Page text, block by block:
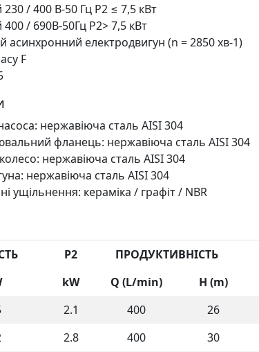
/ 400 В-50 Гц P2 ≤ 7,5 кВт
/ 690В-50Гц P2> 7,5 кВт
асинхронний електродвигун (n = 2850 хв-1)
F
нержавіюча сталь AISI 304
фланець: нержавіюча сталь AISI 304
нержавіюча сталь AISI 304
нержавіюча сталь AISI 304
ущільнення: кераміка / графіт / NBR
P2 ПРОДУКТИВНІСТЬ
kW Q (L/min) H (m)
2.1 400 26
2.8 400 30